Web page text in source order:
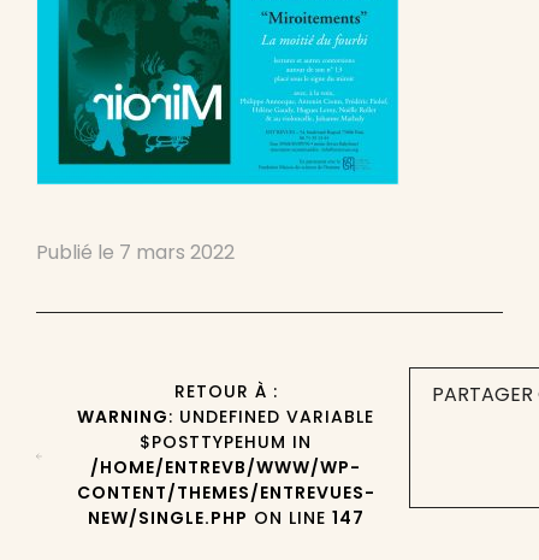
Publié le 7 mars 2022
RETOUR À :
WARNING: UNDEFINED VARIABLE
$POSTTYPEHUM IN
/HOME/ENTREVB/WWW/WP-
CONTENT/THEMES/ENTREVUES-
NEW/SINGLE.PHP ON LINE 147